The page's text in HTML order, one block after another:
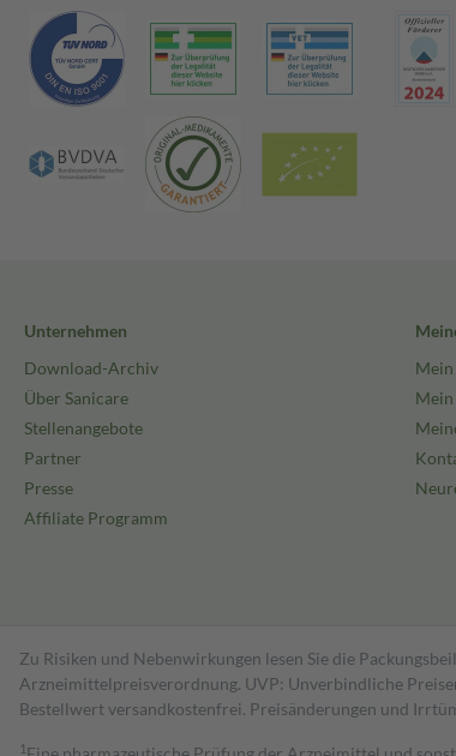
Unternehmen
Download-Archiv
Über Sanicare
Stellenangebote
Partner
Presse
Affiliate Programm
Zu Risiken und Nebenwirkungen lesen Sie die
Arzneimittelpreisverordnung. UVP: Unverbindliche
Bestell­wert versand­kosten­frei. Preisänderungen und
1